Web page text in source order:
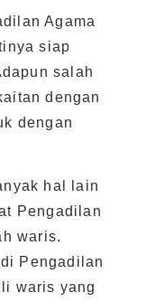
Agama
siap
salah
dengan
dengan
hal lain
Pengadilan
waris.
Pengadilan
waris yang